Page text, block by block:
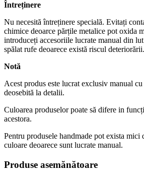
Întreținere
Nu necesită întreținere specială. Evitați
chimice deoarce părțile metalice pot oxida
introduceți accesoriile lucrate manual din
spălat rufe deoarece există riscul deteriorării.
Notă
Acest produs este lucrat exclusiv manual
deosebită la detalii.
Culoarea produselor poate să difere in
acestora.
Pentru produsele handmade pot exista mici
culoare deoarece sunt lucrate manual.
Produse asemănătoare